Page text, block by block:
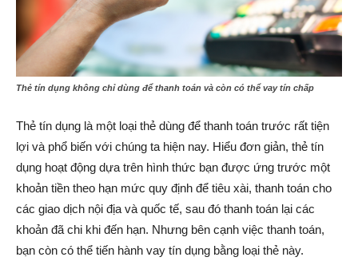
Thẻ tín dụng không chỉ dùng để thanh toán và còn có thể vay tín chấp
Thẻ tín dụng là một loại thẻ dùng để thanh toán trước rất tiện
lợi và phổ biến với chúng ta hiện nay. Hiểu đơn giản, thẻ tín
dụng hoạt động dựa trên hình thức bạn được ứng trước một
khoản tiền theo hạn mức quy định để tiêu xài, thanh toán cho
các giao dịch nội địa và quốc tế, sau đó thanh toán lại các
khoản đã chi khi đến hạn. Nhưng bên cạnh việc thanh toán,
bạn còn có thể tiến hành vay tín dụng bằng loại thẻ này.